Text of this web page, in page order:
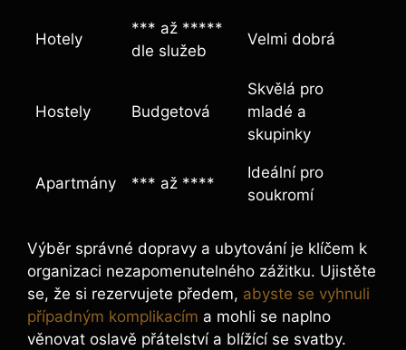
Hotely
*** až *****
dle služeb
Velmi dobrá
Hostely Budgetová
Skvělá pro
mladé a
skupinky
Apartmány *** až ****
Ideální pro
⁣soukromí
Výběr správné dopravy a⁢ ubytování je klíčem​ k
organizaci nezapomenutelného zážitku. Ujistěte
se, že⁤ si rezervujete‍ předem, abyste se vyhnuli
případným komplikacím a mohli se naplno
věnovat oslavě přátelství a ⁤blížící se svatby.